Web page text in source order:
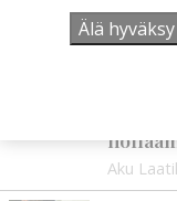
IHMISET
Mikko
Aku
Älä hyväksy